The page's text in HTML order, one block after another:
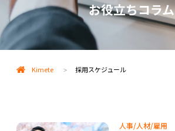
お役立ちコラム
Kimete > 採用スケジュール
人事/人材/雇用